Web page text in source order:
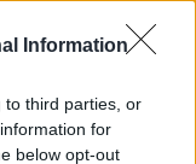
Information
to third parties, or
for
below opt-out